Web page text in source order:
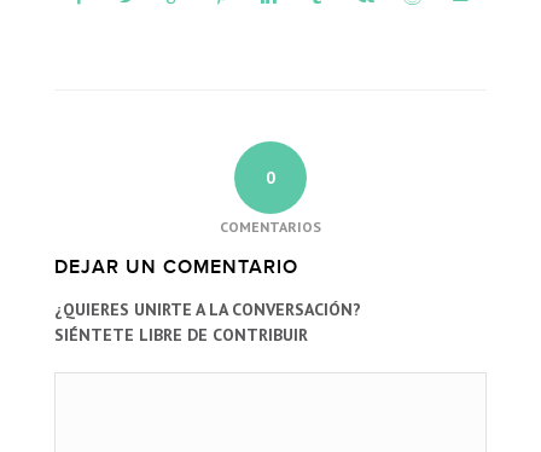
0
COMENTARIOS
DEJAR UN COMENTARIO
¿QUIERES UNIRTE A LA CONVERSACIÓN?
SIÉNTETE LIBRE DE CONTRIBUIR